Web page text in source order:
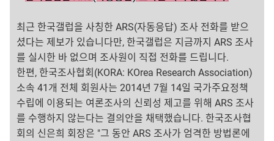
최근 한국갤럽을 사칭한 ARS(자동응답) 조사 전화를 받으
셨다는 제보가 있습니다만, 한국갤럽은 지금까지 ARS 조사
를 실시한 바 없으며 조사원이 직접 전화를 드립니다.
한편, 한국조사협회(KORA: KOrea Research Association)
소속 41개 전체 회원사는 2014년 7월 14일 국가주요정책
수립에 이용되는 여론조사의 신뢰성 제고를 위해 ARS 조사
를 수행하지 않는다는 결의안을 채택했습니다. 한국조사협
회의 신은희 회장은 "그 동안 ARS 조사가 엄격한 방법론에